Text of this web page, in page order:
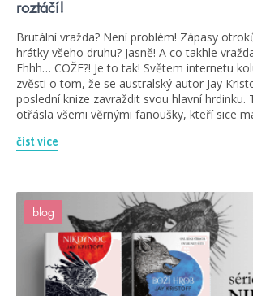
roztáčí!
Brutální vražda? Není problém! Zápasy
hrátky všeho druhu? Jasně! A co takhle
Ehhh… COŽE?! Je to tak! Světem internetu
zvěsti o tom, že se australský autor Jay
poslední knize zavraždit svou hlavní hrdinku.
otřásla všemi věrnými fanoušky, kteří sice
číst více
blog